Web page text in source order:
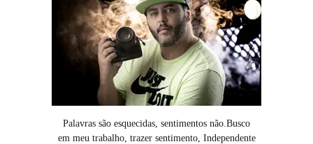
Palavras são esquecidas, sentimentos não.Busco
em meu trabalho, trazer sentimento, Independente